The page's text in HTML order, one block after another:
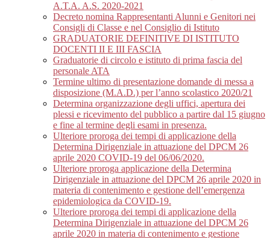
A.T.A. A.S. 2020-2021
Decreto nomina Rappresentanti Alunni e Genitori nei
Consigli di Classe e nel Consiglio di Istituto
GRADUATORIE DEFINITIVE DI ISTITUTO
DOCENTI II E III FASCIA
Graduatorie di circolo e istituto di prima fascia del
personale ATA
Termine ultimo di presentazione domande di messa a
disposizione (M.A.D.) per l’anno scolastico 2020/21
Determina organizzazione degli uffici, apertura dei
plessi e ricevimento del pubblico a partire dal 15 giugno
e fine al termine degli esami in presenza.
Ulteriore proroga dei tempi di applicazione della
Determina Dirigenziale in attuazione del DPCM 26
aprile 2020 COVID-19 del 06/06/2020.
Ulteriore proroga applicazione della Determina
Dirigenziale in attuazione del DPCM 26 aprile 2020 in
materia di contenimento e gestione dell’emergenza
epidemiologica da COVID-19.
Ulteriore proroga dei tempi di applicazione della
Determina Dirigenziale in attuazione del DPCM 26
aprile 2020 in materia di contenimento e gestione